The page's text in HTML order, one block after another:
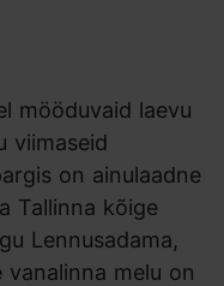
mööduvaid laevu
viimaseid
on ainulaadne
Tallinna kõige
Lennusadama,
vanalinna melu on